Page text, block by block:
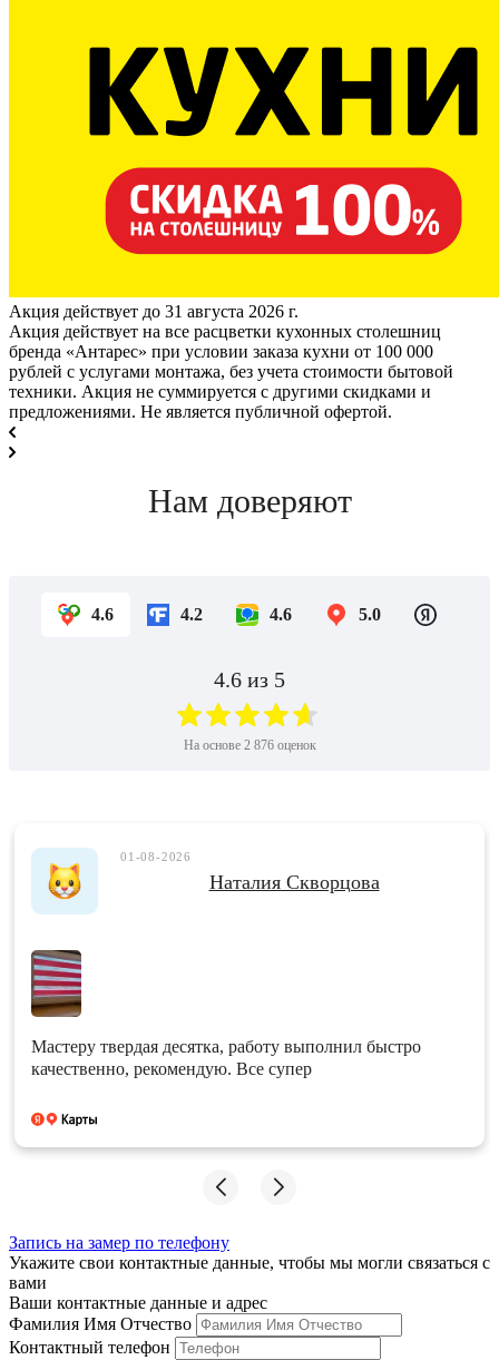
Акция действует до 31 августа 2026 г.
Акция действует на все расцветки кухонных столешниц
бренда «Антарес» при условии заказа кухни от 100 000
рублей с услугами монтажа, без учета стоимости бытовой
техники. Акция не суммируется с другими скидками и
предложениями. Не является публичной офертой.
Нам доверяют
4.6 4.2 4.6 5.0
4.6 из 5
На основе 2 876оценок
01-08-2026
Наталия Скворцова
Мастеру твердая десятка, работу выполнил быстро
качественно, рекомендую. Все супер
Запись на замер по телефону
Укажите свои контактные данные, чтобы мы могли связаться с
вами
Ваши контактные данные и адрес
Фамилия Имя Отчество
Контактный телефон